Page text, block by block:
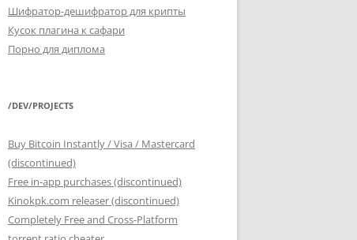
Шифратор-дешифратор для крипты
Кусок плагина к сафари
Порно для диплома
/DEV/PROJECTS
Buy Bitcoin Instantly / Visa / Mastercard
(discontinued)
Free in-app purchases (discontinued)
Kinokpk.com releaser (discontinued)
Completely Free and Cross-Platform